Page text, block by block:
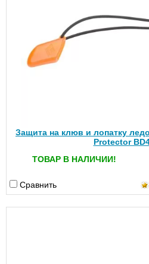
Защита на клюв и лопатку
Protector
ТОВАР В НАЛИЧИИ!
Сравнить